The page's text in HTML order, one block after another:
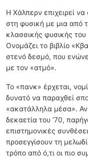
Η Χάλπερν επιχειρεί να
στη φυσική με μια από
κλασσικής φυσικής
Ονομάζει το βιβλίο
στενό δεσμό, που
με τον «ατμό».
Το «πανκ» έρχεται,
δυνατό να παραχθεί
«ακατάλληλα μέσα». Αν
δεκαετία του ’70,
επιστημονικές
προσεγγίσουν τη
τρόπο από ό,τι οι πιο